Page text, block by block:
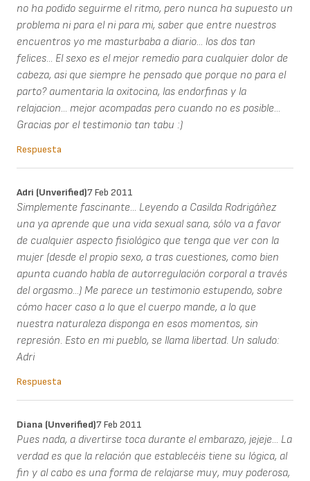
no ha podido seguirme el ritmo, pero nunca ha supuesto un
problema ni para el ni para mi, saber que entre nuestros
encuentros yo me masturbaba a diario... los dos tan
felices... El sexo es el mejor remedio para cualquier dolor de
cabeza, asi que siempre he pensado que porque no para el
parto? aumentaria la oxitocina, las endorfinas y la
relajacion... mejor acompadas pero cuando no es posible...
Gracias por el testimonio tan tabu :)
Respuesta
Adri (unverified)7 Feb 2011
Simplemente fascinante... Leyendo a Casilda Rodrigáñez
una ya aprende que una vida sexual sana, sólo va a favor
de cualquier aspecto fisiológico que tenga que ver con la
mujer (desde el propio sexo, a tras cuestiones, como bien
apunta cuando habla de autorregulación corporal a través
del orgasmo...) Me parece un testimonio estupendo, sobre
cómo hacer caso a lo que el cuerpo mande, a lo que
nuestra naturaleza disponga en esos momentos, sin
represión. Esto en mi pueblo, se llama libertad. Un saludo:
Adri
Respuesta
Diana (unverified)7 Feb 2011
Pues nada, a divertirse toca durante el embarazo, jejeje... La
verdad es que la relación que establecéis tiene su lógica, al
fin y al cabo es una forma de relajarse muy, muy poderosa,